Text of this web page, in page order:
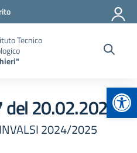
Tecnico
del 20.02.2024
2024/2025